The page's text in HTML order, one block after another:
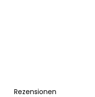
Rezensionen